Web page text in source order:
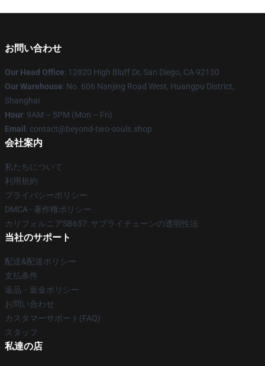
お問い合わせ
Our Head Office: 12820 High Bluff Dr, San Diego, CA 92130
Our Warehouse: No. 606 Nanjing Road West, Huangpu District,
Shanghai
Hour: 9AM – 5PM (Mon – Fri)
Email : contact@beyond-two-souls.shop
会社案内
私たちについて
利用規約
プライバシーポリシー
DMCA - 著作権ポリシー
カリフォルニアSB657: サプライチェーンの透明性法
当社のサポート
配送&配送ポリシー
支払条件
返品・返金ポリシー
お問い合わせ
カスタマーサポート(FAQ)
スタッフ
私達の店